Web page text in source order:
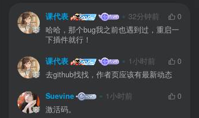
课代表 32分钟前
0
哈哈，那个bug我之前也遇到过，重启一
下插件就行！
课代表 1小时前
0
去github找找，作者页应该有最新动态
Suevine 1小时前
0
激活码。